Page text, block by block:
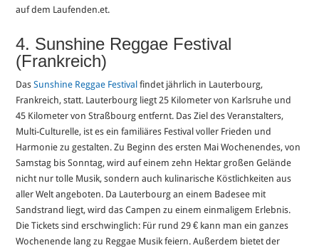
auf dem Laufenden.et.
4. Sunshine Reggae Festival
(Frankreich)
DasSunshine Reggae Festival findet jährlich in Lauterbourg,
Frankreich, statt. Lauterbourg liegt 25 Kilometer von Karlsruhe und
45 Kilometer von Straßbourg entfernt. Das Ziel des Veranstalters,
Multi-Culturelle, ist es ein familiäres Festival voller Frieden und
Harmonie zu gestalten. Zu Beginn des ersten Mai Wochenendes, von
Samstag bis Sonntag, wird auf einem zehn Hektar großen Gelände
nicht nur tolle Musik, sondern auch kulinarische Köstlichkeiten aus
aller Welt angeboten. Da Lauterbourg an einem Badesee mit
Sandstrand liegt, wird das Campen zu einem einmaligem Erlebnis.
Die Tickets sind erschwinglich: Für rund 29 € kann man ein ganzes
Wochenende lang zu Reggae Musik feiern. Außerdem bietet der